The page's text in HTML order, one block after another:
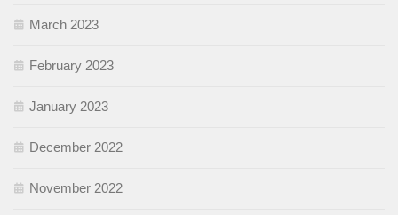
March 2023
February 2023
January 2023
December 2022
November 2022